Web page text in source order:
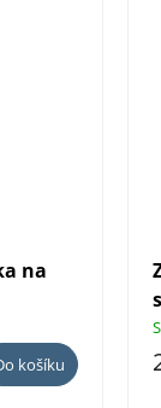
na
košíku